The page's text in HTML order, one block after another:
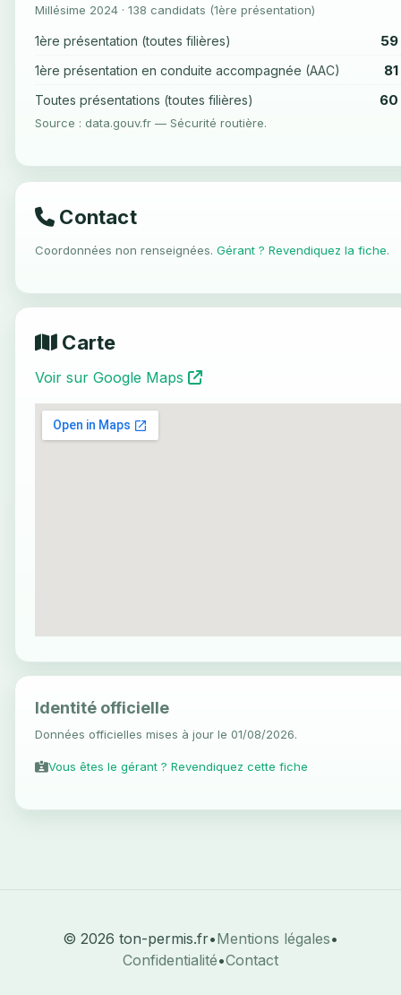
Millésime 2024 · 138 candidats (1ère présentation)
1ère présentation (toutes filières) 59
1ère présentation en conduite accompagnée (AAC)
Toutes présentations (toutes filières) 60
Source : data.gouv.fr — Sécurité routière.
Contact
Coordonnées non renseignées. Gérant ? Revendiquez la fiche.
Carte
Voir sur Google Maps
Identité officielle
Données officielles mises à jour le 01/08/2026.
Vous êtes le gérant ? Revendiquez cette fiche
© 2026 ton-permis.fr•Mentions légales•
Confidentialité•Contact